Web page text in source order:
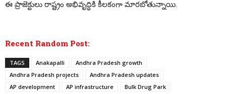
ఈ ప్రాజెక్టులు రాష్ట్రం అభివృద్ధికి కీలకంగా మారబోతున్నాయి.
Recent Random Post:
TAGS Anakapalli
Andhra Pradesh growth
Andhra Pradesh projects
Andhra Pradesh updates
AP development
AP infrastructure
Bulk Drug Park